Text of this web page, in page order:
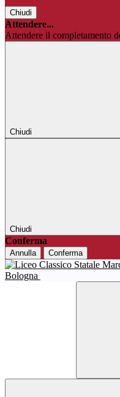
Chiudi
Attendere...
Attendere il completamento
Chiudi
Chiudi
Conferma
Annulla Conferma
Bologna